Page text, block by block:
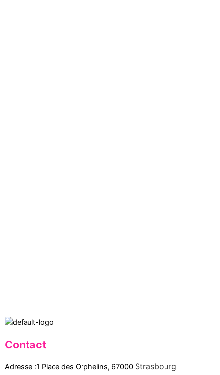
Contact
Adresse :1 Place des Orphelins, 67000 Strasbourg